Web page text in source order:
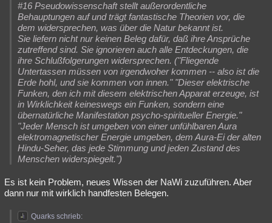
#16 Pseudowissenschaft stellt außerordentliche
Behauptungen auf und trägt fantastische Theorien vor, die
dem widersprechen, was über die Natur bekannt ist.
Sie liefern nicht nur keinen Beleg dafür, daß ihre Ansprüche
zutreffend sind. Sie ignorieren auch alle Entdeckungen, die
ihre Schlußfolgerungen widersprechen. ("Fliegende
Untertassen müssen von irgendwoher kommen -- also ist die
Erde hohl, und sie kommen von innen." "Dieser elektrische
Funken, den ich mit diesem elektrischen Apparat erzeuge, ist
in Wirklichkeit keineswegs ein Funken, sondern eine
übernatürliche Manifestation psycho-spiritueller Energie."
"Jeder Mensch ist umgeben von einer unfühlbaren Aura
elektromagnetischer Energie umgeben, dem Aura-Ei der alten
Hindu-Seher, das jede Stimmung und jeden Zustand des
Menschen widerspiegelt.")
Es ist kein Problem, neues Wissen der NaWi zuzuführen. Aber
dann nur mit wirklich handfesten Belegen.
Quarks schrieb: